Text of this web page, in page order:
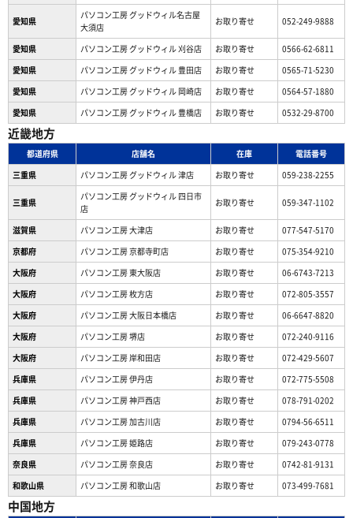
愛知県
パソコン工房 グッドウィル名古屋
大須店
お取り寄せ 052-249-9888
愛知県 パソコン工房 グッドウィル 刈谷店 お取り寄せ
0566-62-6811
愛知県
パソコン工房 グッドウィル 豊田店 お取り寄せ
0565-71-5230
愛知県
パソコン工房 グッドウィル 岡崎店 お取り寄せ
0564-57-1880
愛知県
パソコン工房 グッドウィル 豊橋店 お取り寄せ 0532-29-8700
近畿地方
都道府県 店舗名 在庫
電話番号
三重県
パソコン工房 グッドウィル 津店 お取り寄せ 059-238-2255
三重県
パソコン工房 グッドウィル 四日市
店
お取り寄せ 059-347-1102
滋賀県 パソコン工房 大津店 お取り寄せ
077-547-5170
京都府
パソコン工房 京都寺町店 お取り寄せ
075-354-9210
大阪府
パソコン工房 東大阪店 お取り寄せ
06-6743-7213
大阪府
パソコン工房 枚方店 お取り寄せ
072-805-3557
大阪府
パソコン工房 大阪日本橋店 お取り寄せ
06-6647-8820
大阪府
パソコン工房 堺店 お取り寄せ
072-240-9116
大阪府
パソコン工房 岸和田店 お取り寄せ
072-429-5607
兵庫県
パソコン工房 伊丹店 お取り寄せ
072-775-5508
兵庫県
パソコン工房 神戸西店 お取り寄せ
078-791-0202
兵庫県
パソコン工房 加古川店 お取り寄せ
0794-56-6511
兵庫県
パソコン工房 姫路店 お取り寄せ
079-243-0778
奈良県
パソコン工房 奈良店 お取り寄せ
0742-81-9131
和歌山県
パソコン工房 和歌山店 お取り寄せ 073-499-7681
中国地方